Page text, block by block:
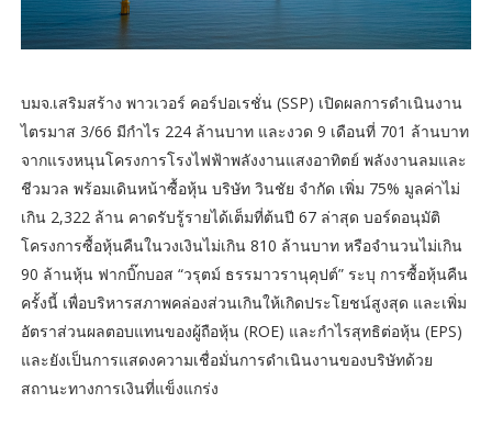
บมจ.เสริมสร้าง พาวเวอร์ คอร์ปอเรชั่น (SSP) เปิดผลการดำเนินงาน
ไตรมาส 3/66 มีกำไร 224 ล้านบาท และงวด 9 เดือนที่ 701 ล้านบาท
จากแรงหนุนโครงการโรงไฟฟ้าพลังงานแสงอาทิตย์ พลังงานลมและ
ชีวมวล พร้อมเดินหน้าซื้อหุ้น บริษัท วินชัย จำกัด เพิ่ม 75% มูลค่าไม่
เกิน 2,322 ล้าน คาดรับรู้รายได้เต็มที่ต้นปี 67 ล่าสุด บอร์ดอนุมัติ
โครงการซื้อหุ้นคืนในวงเงินไม่เกิน 810 ล้านบาท หรือจำนวนไม่เกิน
90 ล้านหุ้น ฟากบิ๊กบอส “วรุตม์ ธรรมาวรานุคุปต์” ระบุ การซื้อหุ้นคืน
ครั้งนี้ เพื่อบริหารสภาพคล่องส่วนเกินให้เกิดประโยชน์สูงสุด และเพิ่ม
อัตราส่วนผลตอบแทนของผู้ถือหุ้น (ROE) และกำไรสุทธิต่อหุ้น (EPS)
และยังเป็นการแสดงความเชื่อมั่นการดำเนินงานของบริษัทด้วย
สถานะทางการเงินที่แข็งแกร่ง